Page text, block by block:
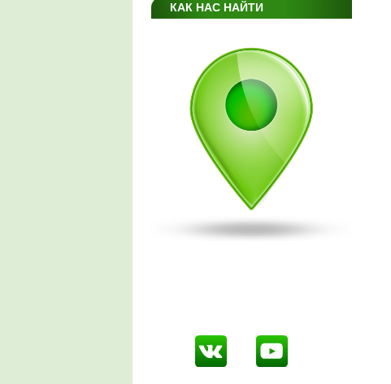
КАК НАС НАЙТИ